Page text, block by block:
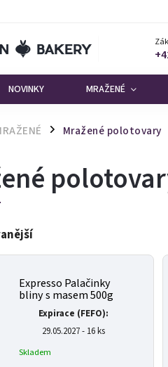
NOVINKY MRAŽENÉ
/ Mražené polotovary
Expresso Palačinky
bliny s masem 500g
Expirace (FEFO):
29.05.2027 - 16 ks
Skladem